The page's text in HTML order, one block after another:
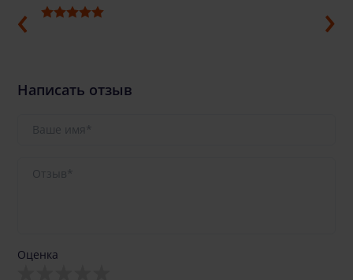
Написать отзыв
Оценка